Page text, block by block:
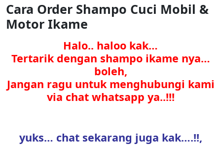
Cara Order Shampo Cuci Mobil &
Motor Ikame
Halo.. haloo kak…
Tertarik dengan shampo ikame nya…
boleh,
Jangan ragu untuk menghubungi kami
via chat whatsapp ya..!!!
yuks… chat sekarang juga kak….!!,